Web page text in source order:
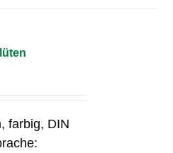
farbig, DIN